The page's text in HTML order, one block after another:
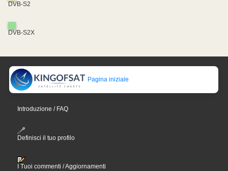
DVB-S2
DVB-S2X
Pagina iniziale
Introduzione / FAQ
Definisci il tuo profilo
I Tuoi commenti / Aggiornamenti